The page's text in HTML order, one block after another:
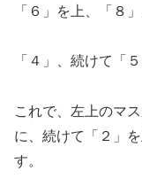
「６」を上、「８
「４」、続けて「
これで、左上のマ
に、続けて「２」
す。